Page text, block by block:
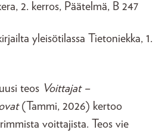
2. kerros, Päätelmä, B 247
yleisötilassa Tietoniekka, 1.
teos Voittajat –
(Tammi, 2026) kertoo
voittajista. Teos vie